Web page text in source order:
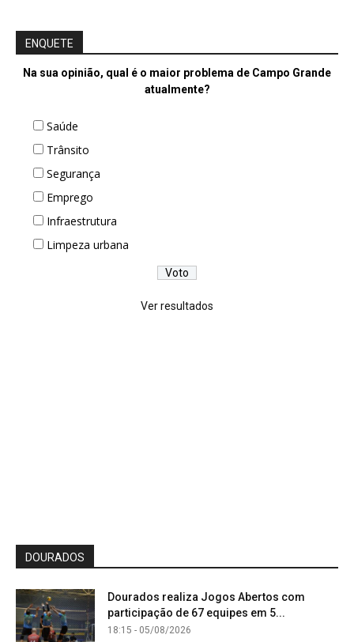
ENQUETE
Na sua opinião, qual é o maior problema de Campo Grande
atualmente?
Saúde
Trânsito
Segurança
Emprego
Infraestrutura
Limpeza urbana
Ver resultados
DOURADOS
Dourados realiza Jogos Abertos com
participação de 67 equipes em 5...
18:15 - 05/08/2026